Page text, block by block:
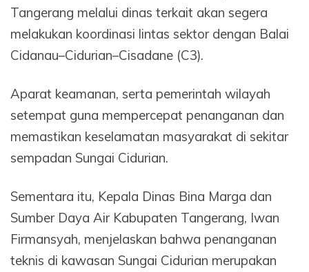
Tangerang melalui dinas terkait akan segera
melakukan koordinasi lintas sektor dengan Balai
Cidanau–Cidurian–Cisadane (C3).
Aparat keamanan, serta pemerintah wilayah
setempat guna mempercepat penanganan dan
memastikan keselamatan masyarakat di sekitar
sempadan Sungai Cidurian.
Sementara itu, Kepala Dinas Bina Marga dan
Sumber Daya Air Kabupaten Tangerang, Iwan
Firmansyah, menjelaskan bahwa penanganan
teknis di kawasan Sungai Cidurian merupakan